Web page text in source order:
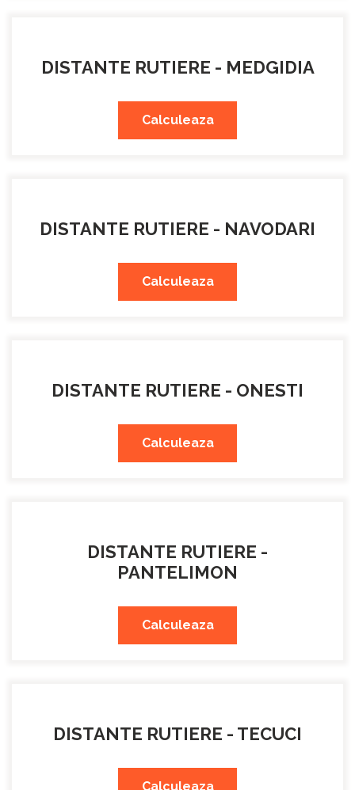
DISTANTE RUTIERE - MEDGIDIA
Calculeaza
DISTANTE RUTIERE - NAVODARI
Calculeaza
DISTANTE RUTIERE - ONESTI
Calculeaza
DISTANTE RUTIERE -
PANTELIMON
Calculeaza
DISTANTE RUTIERE - TECUCI
Calculeaza